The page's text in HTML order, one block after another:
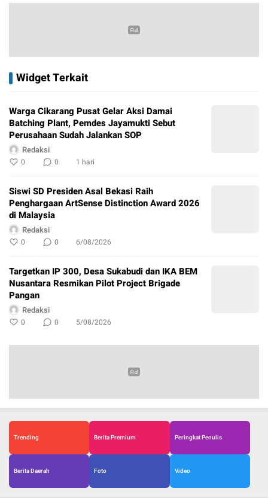
Widget Terkait
Warga Cikarang Pusat Gelar Aksi Damai
Batching Plant, Pemdes Jayamukti Sebut
Perusahaan Sudah Jalankan SOP
Redaksi
0 0 1 hari
Siswi SD Presiden Asal Bekasi Raih
Penghargaan ArtSense Distinction Award 2026
di Malaysia
Redaksi
0 0 6/08/2026
Targetkan IP 300, Desa Sukabudi dan IKA BEM
Nusantara Resmikan Pilot Project Brigade
Pangan
Redaksi
0 0 5/08/2026
Trending Berita Premium Peringkat Penulis
Berita Daerah Foto Video